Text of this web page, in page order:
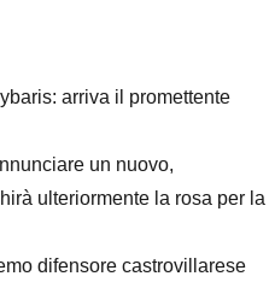
arriva il promettente
un nuovo,
ulteriormente la rosa per la
difensore castrovillarese